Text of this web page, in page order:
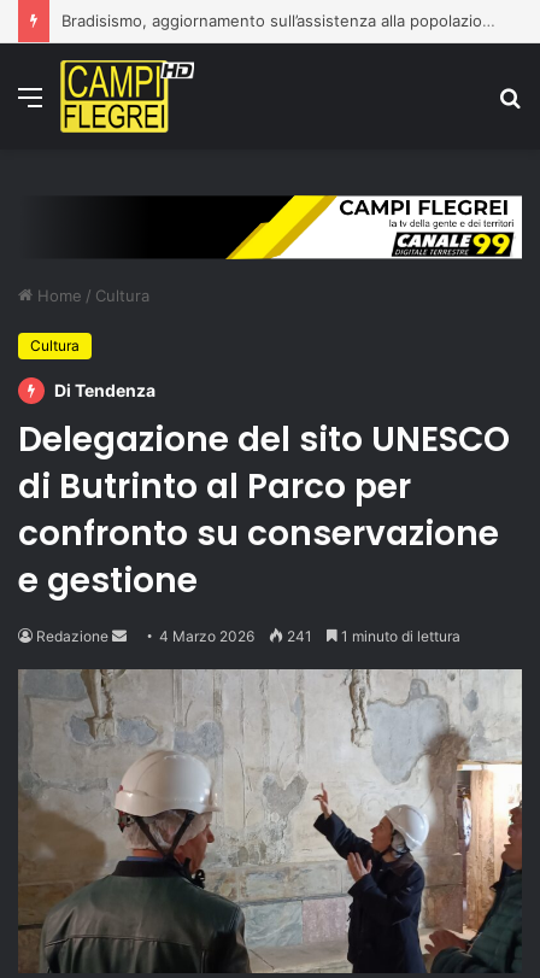
Bradisismo, aggiornamento sull’assistenza alla popolazione
Menu
Home / Cultura
Cultura
Di Tendenza
Delegazione del sito UNESCO
di Butrinto al Parco per
confronto su conservazione
e gestione
Redazione
Send4 Marzo 2026 241 1 minuto di lettura